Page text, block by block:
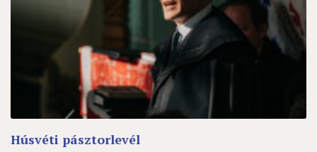
Húsvéti pásztorlevél